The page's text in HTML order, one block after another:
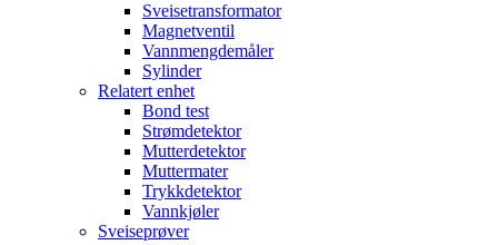
Sveisetransformator
Magnetventil
Vannmengdemåler
Sylinder
Relatert enhet
Bond test
Strømdetektor
Mutterdetektor
Muttermater
Trykkdetektor
Vannkjøler
Sveiseprøver